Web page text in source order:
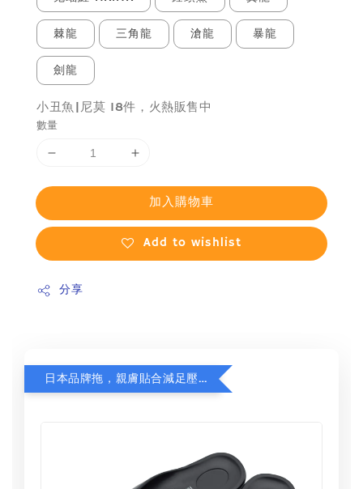
棘龍 三角龍 滄龍 暴龍
劍龍
小丑魚|尼莫 18件，火熱販售中
數量
加入購物車
Add to wishlist
分享
日本品牌拖，親膚貼合減足壓，超值加購75折！